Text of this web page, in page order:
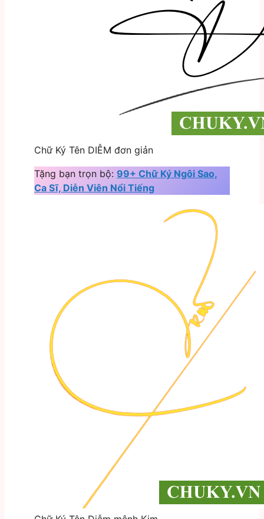
Chữ Ký Tên DIỄM đơn giản
Tặng bạn trọn bộ: 99+ Chữ Ký Ngôi Sao,
Ca Sĩ, Diễn Viên Nổi Tiếng